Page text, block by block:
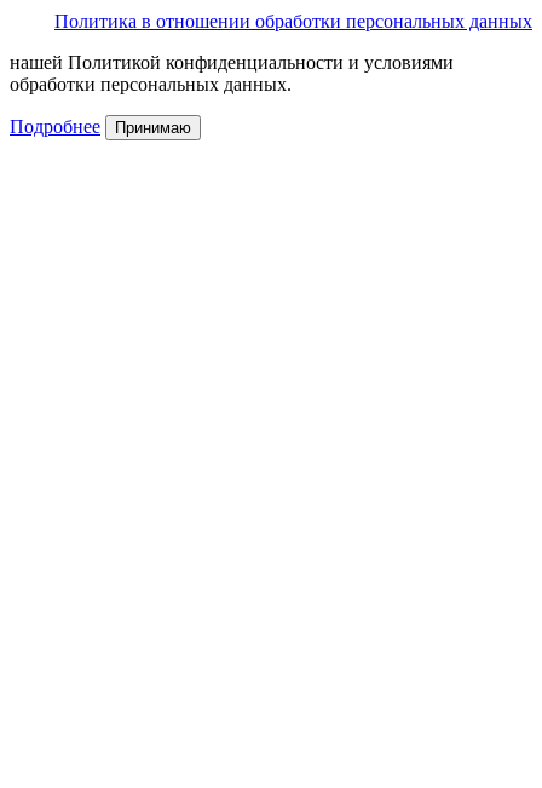
Политика в отношении обработки персональных данных
нашей Политикой конфиденциальности и условиями
обработки персональных данных.
Подробнее Принимаю